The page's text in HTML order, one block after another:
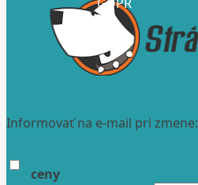
Informovať na e-mail pri zmene:
ceny